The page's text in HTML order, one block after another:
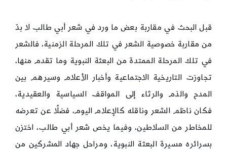
قبل البحث في مقاربة بعض ما ورد في شعر أبي طالب لا بدّ
من مقاربة خصوصية الشعر في تلك المرحلة الزمنية، فالشعر
في تلك المرحلة الممتدة من البعثة النبوية وما تقدم منها،
تجاوزت التاريخية الاجتماعية وأخبار الأعلام وسيرهم بين
المدح والذم والرثاء إلى المواقف السياسية والعقيدية،
فكان ناظم الشعر وناقله كالإعلام اليوم، فضلًا عن تعرضه
للمخاطر من السلاطين، وفيما يخص شعر أبي طالب، اختزن
بسرائره مسيرة البعثة النبوية، ومراحل جهاد المشركين من